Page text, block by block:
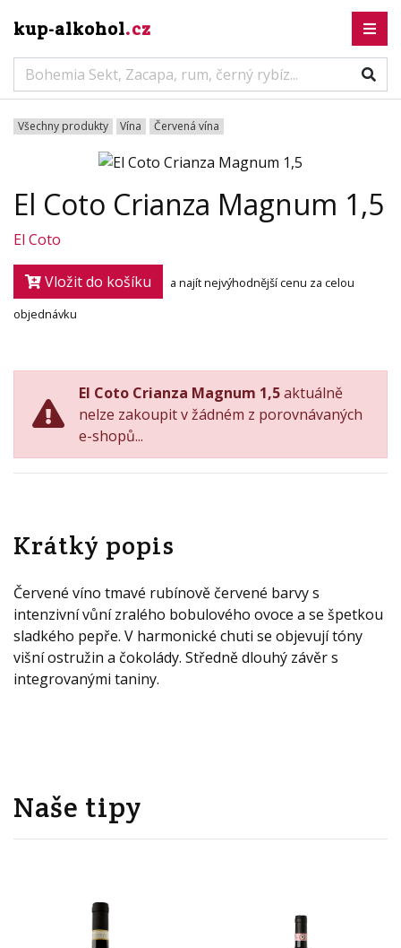
kup-alkohol.cz
Všechny produkty Vína Červená vína
El Coto Crianza Magnum 1,5
El Coto
Vložit do košíku
a najít nejvýhodnější cenu za celou
objednávku
El Coto Crianza Magnum 1,5aktuálně
nelze zakoupit v žádném z porovnávaných
e-shopů...
Krátký popis
Červené víno tmavé rubínově červené barvy s
intenzivní vůní zralého bobulového ovoce a se špetkou
sladkého pepře. V harmonické chuti se objevují tóny
višní ostružin a čokolády. Středně dlouhý závěr s
integrovanými taniny.
Naše tipy